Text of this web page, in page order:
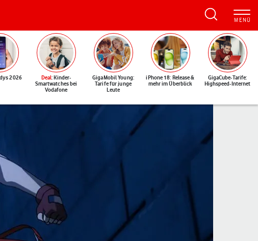
2026 Deal: Kinder-
Smartwatches bei
Vodafone
GigaMobil Young:
Tarife für junge
Leute
iPhone 18: Release &
mehr im Überblick
GigaCube-Tarife:
Highspeed-Internet